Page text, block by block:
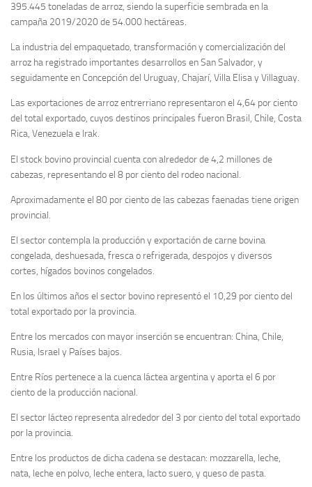
395.445 toneladas de arroz, siendo la superficie sembrada en la
campaña 2019/2020 de 54.000 hectáreas.
La industria del empaquetado, transformación y comercialización del
arroz ha registrado importantes desarrollos en San Salvador, y
seguidamente en Concepción del Uruguay, Chajarí, Villa Elisa y Villaguay.
Las exportaciones de arroz entrerriano representaron el 4,64 por ciento
del total exportado, cuyos destinos principales fueron Brasil, Chile, Costa
Rica, Venezuela e Irak.
El stock bovino provincial cuenta con alrededor de 4,2 millones de
cabezas, representando el 8 por ciento del rodeo nacional.
Aproximadamente el 80 por ciento de las cabezas faenadas tiene origen
provincial.
El sector contempla la producción y exportación de carne bovina
congelada, deshuesada, fresca o refrigerada, despojos y diversos
cortes, hígados bovinos congelados.
En los últimos años el sector bovino representó el 10,29 por ciento del
total exportado por la provincia.
Entre los mercados con mayor inserción se encuentran: China, Chile,
Rusia, Israel y Países bajos.
Entre Ríos pertenece a la cuenca láctea argentina y aporta el 6 por
ciento de la producción nacional.
El sector lácteo representa alrededor del 3 por ciento del total exportado
por la provincia.
Entre los productos de dicha cadena se destacan: mozzarella, leche,
nata, leche en polvo, leche entera, lacto suero, y queso de pasta.